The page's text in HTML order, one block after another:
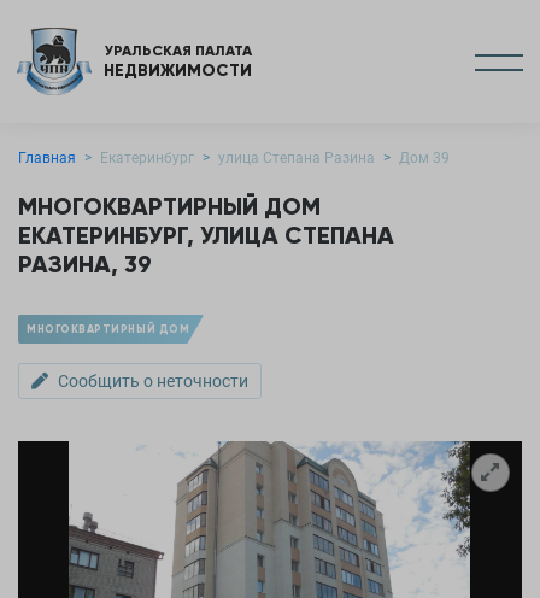
УРАЛЬСКАЯ ПАЛАТА
НЕДВИЖИМОСТИ
Главная Екатеринбург улица Степана Разина Дом 39
МНОГОКВАРТИРНЫЙ ДОМ
ЕКАТЕРИНБУРГ, УЛИЦА СТЕПАНА
РАЗИНА, 39
МНОГОКВАРТИРНЫЙ ДОМ
Сообщить о неточности